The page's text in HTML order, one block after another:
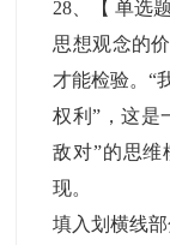
28 、【单选题
思想观念的
才能检验。“
权利”，这是
敌对”的思维
现。
填入划横线